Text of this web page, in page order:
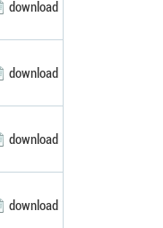
download
download
download
download